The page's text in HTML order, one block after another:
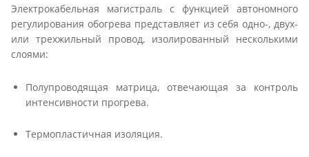
Электрокабельная магистраль с функцией автономного
регулирования обогрева представляет из себя одно-, двух-
или трехжильный провод, изолированный несколькими
слоями:
Полупроводящая матрица, отвечающая за контроль
интенсивности прогрева.
Термопластичная изоляция.